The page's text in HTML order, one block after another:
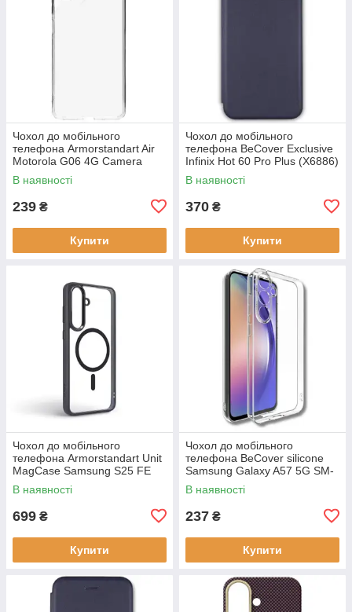
Чохол до мобільного
телефона Armorstandart Air
Motorola G06 4G Camera
cover Clear (ARM89057)
В наявності
239 ₴
Купити
Чохол до мобільного
телефона BeCover Exclusive
Infinix Hot 60 Pro Plus (X6886)
Deep Blue (714717)
В наявності
370 ₴
Купити
Чохол до мобільного
телефона Armorstandart Unit
MagCase Samsung S25 FE
5G Black (ARM89156)
В наявності
699 ₴
Купити
Чохол до мобільного
телефона BeCover silicone
Samsung Galaxy A57 5G SM-
A576 Transparent (714858)
В наявності
237 ₴
Купити